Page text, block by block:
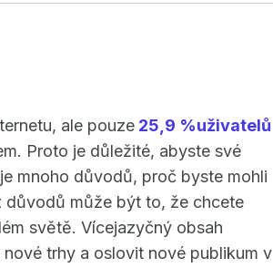
ale pouze 25,9 %uživatelů
Proto je důležité, abyste své
mnoho důvodů, proč byste mohli
důvodů může být to, že chcete
světě. Vícejazyčný obsah
trhy a oslovit nové publikum v